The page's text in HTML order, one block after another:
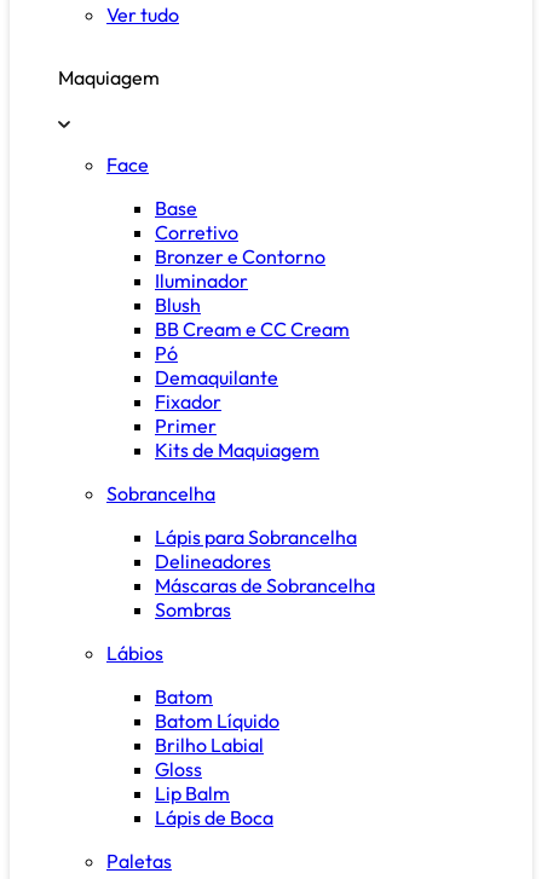
Ver tudo
Maquiagem
Face
Base
Corretivo
Bronzer e Contorno
Iluminador
Blush
BB Cream e CC Cream
Pó
Demaquilante
Fixador
Primer
Kits de Maquiagem
Sobrancelha
Lápis para Sobrancelha
Delineadores
Máscaras de Sobrancelha
Sombras
Lábios
Batom
Batom Líquido
Brilho Labial
Gloss
Lip Balm
Lápis de Boca
Paletas